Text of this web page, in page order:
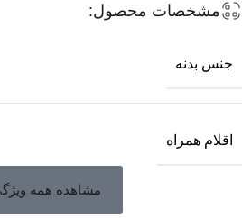
مشخصات محصول:
جنس بدنه
اقلام همراه
مشاهده همه